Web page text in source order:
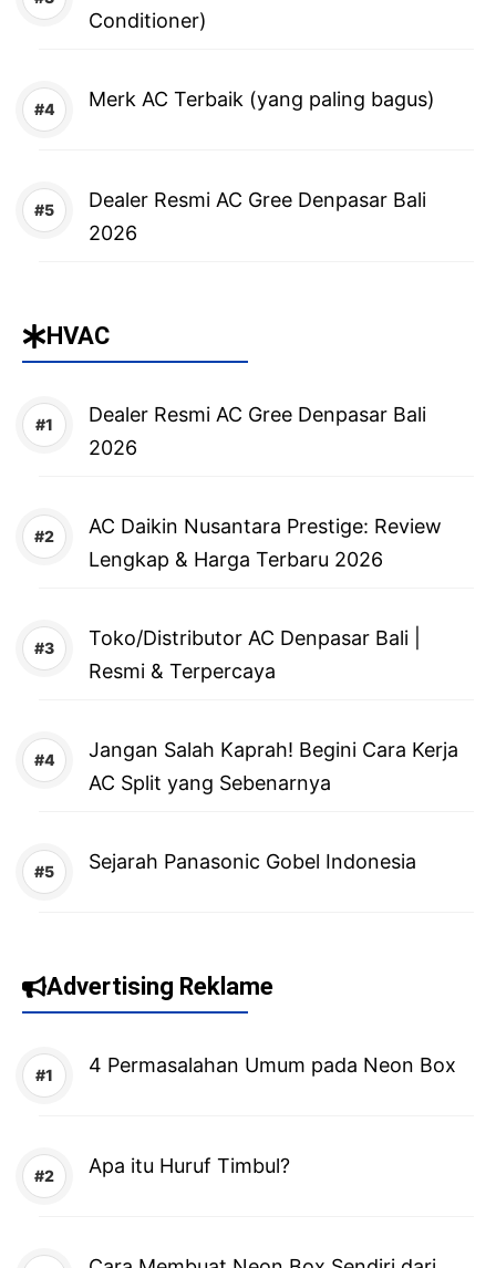
Conditioner)
Merk AC Terbaik (yang paling bagus)
Dealer Resmi AC Gree Denpasar Bali
2026
HVAC
Dealer Resmi AC Gree Denpasar Bali
2026
AC Daikin Nusantara Prestige: Review
Lengkap & Harga Terbaru 2026
Toko/Distributor AC Denpasar Bali |
Resmi & Terpercaya
Jangan Salah Kaprah! Begini Cara Kerja
AC Split yang Sebenarnya
Sejarah Panasonic Gobel Indonesia
Advertising Reklame
4 Permasalahan Umum pada Neon Box
Apa itu Huruf Timbul?